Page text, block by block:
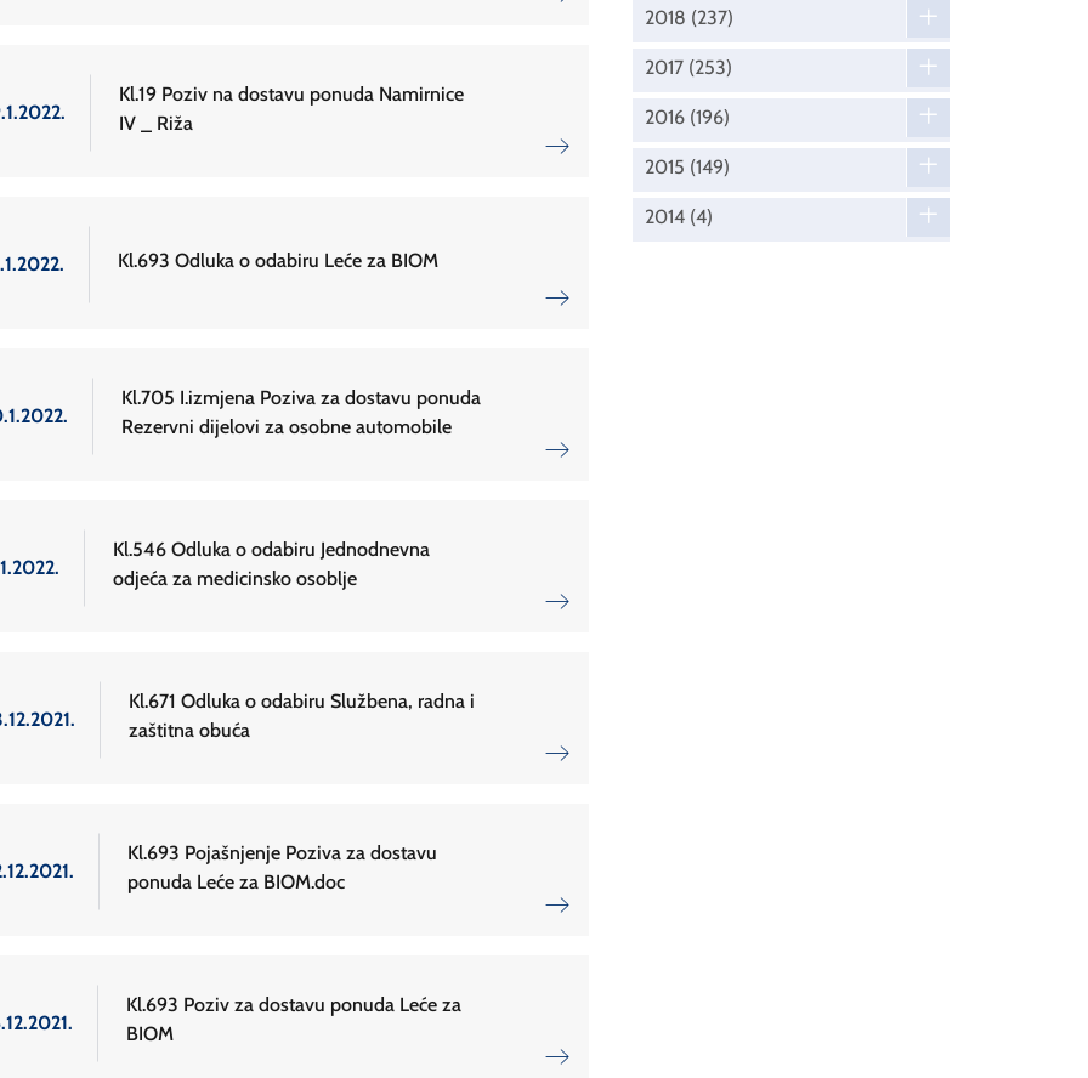
Kl.19 Poziv na dostavu ponuda Namirnice
IV _ Riža
Kl.693 Odluka o odabiru Leće za BIOM
Kl.705 I.izmjena Poziva za dostavu ponuda
Rezervni dijelovi za osobne automobile
Kl.546 Odluka o odabiru Jednodnevna
odjeća za medicinsko osoblje
Kl.671 Odluka o odabiru Službena, radna i
zaštitna obuća
Kl.693 Pojašnjenje Poziva za dostavu
ponuda Leće za BIOM.doc
Kl.693 Poziv za dostavu ponuda Leće za
BIOM
2018 (237)
2017 (253)
2016 (196)
2015 (149)
2014 (4)